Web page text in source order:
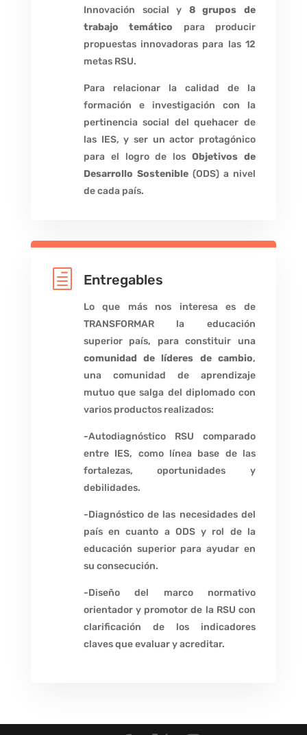
Innovación social y 8 grupos de
trabajo temático para producir
propuestas innovadoras para las 12
metas RSU.
Para relacionar la calidad de la
formación e investigación con la
pertinencia social del quehacer de
las IES, y ser un actor protagónico
para el logro de losObjetivos de
Desarrollo Sostenible(ODS) a nivel
de cada país.
h Entregables
Lo que más nos interesa es de
TRANSFORMAR la educación
superior país, para constituir una
comunidad de líderes de cambio,
una comunidad de aprendizaje
mutuo que salga del diplomado con
varios productos realizados:
-Autodiagnóstico RSU comparado
entre IES, como línea base de las
fortalezas, oportunidades y
debilidades.
-Diagnóstico de las necesidades del
país en cuanto a ODS y rol de la
educación superior para ayudar en
su consecución.
-Diseño del marco normativo
orientador y promotor de la RSU con
clarificación de los indicadores
claves que evaluar y acreditar.